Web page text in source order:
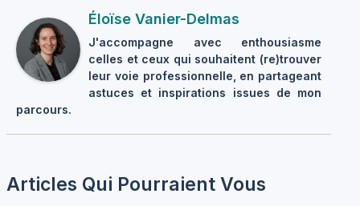
Éloïse Vanier-Delmas
J'accompagne avec enthousiasme
celles et ceux qui souhaitent (re)trouver
leur voie professionnelle, en partageant
astuces et inspirations issues de mon
parcours.
Articles Qui Pourraient Vous